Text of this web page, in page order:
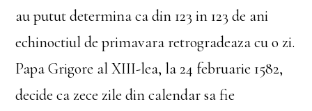
au putut determina ca din 123 in 123 de ani
echinoctiul de primavara retrogradeaza cu o zi.
Papa Grigore al XIII-lea, la 24 februarie 1582,
decide ca zece zile din calendar sa fie